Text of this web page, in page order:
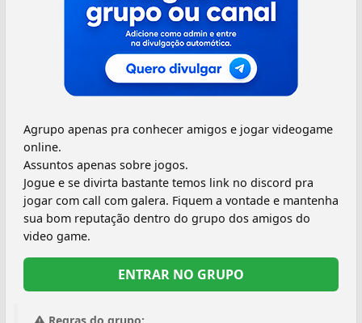
Agrupo apenas pra conhecer amigos e jogar videogame
online.
Assuntos apenas sobre jogos.
Jogue e se divirta bastante temos link no discord pra
jogar com call com galera. Fiquem a vontade e mantenha
sua bom reputação dentro do grupo dos amigos do
video game.
ENTRAR NO GRUPO